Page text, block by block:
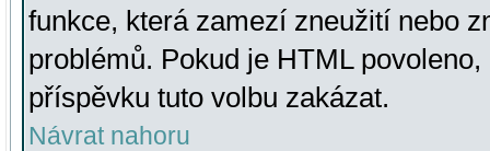
funkce, která zamezí zneužití nebo
problémů. Pokud je HTML
příspěvku tuto volbu zakázat.
Návrat nahoru